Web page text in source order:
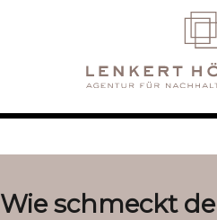
Wie schmeckt